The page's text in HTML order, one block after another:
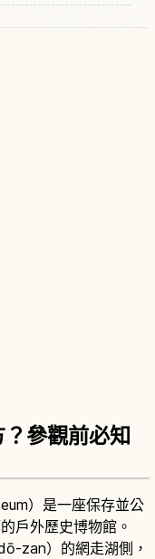
參觀前必知
）是一座保存並公
戶外歷史博物館。
zan）的網走湖側，